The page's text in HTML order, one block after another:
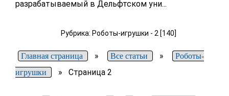
разрабатываемый в Дельфтском уни...
Рубрика: Роботы-игрушки - 2 [140]
Главная страница » Все статьи »
Роботы-
игрушки
»Страница 2